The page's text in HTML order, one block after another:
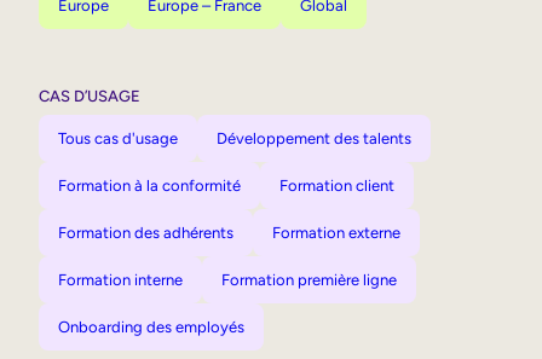
Europe Europe – France Global
CAS D’USAGE
Tous cas d'usage Développement des talents
Formation à la conformité Formation client
Formation des adhérents Formation externe
Formation interne Formation première ligne
Onboarding des employés